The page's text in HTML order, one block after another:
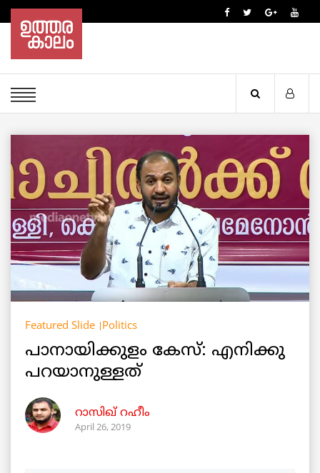
Featured Slide Politics
പാനായിക്കുളം കേസ്: എനിക്കു
പറയാനുള്ളത്
റാസിഖ് റഹീം
April 26, 2019